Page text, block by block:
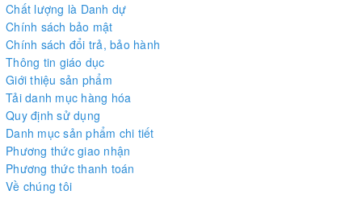
Chất lượng là Danh dự
Chính sách bảo mật
Chính sách đổi trả, bảo hành
Thông tin giáo dục
Giới thiệu sản phẩm
Tải danh mục hàng hóa
Quy định sử dụng
Danh mục sản phẩm chi tiết
Phương thức giao nhận
Phương thức thanh toán
Về chúng tôi